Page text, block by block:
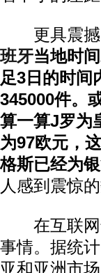
更具震撼
班牙当地时
足3日的时间
345000件。
算一算J罗为
为97欧元，
格斯已经为
人感到震惊的
在互联网
事情。据统
亚和亚洲市